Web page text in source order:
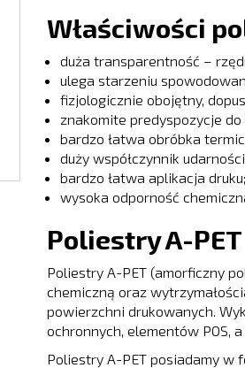
Właściwości
duża transparentność –
ulega starzeniu
fizjologicznie obojętny,
znakomite predyspozycje
bardzo łatwa obróbka
duży współczynnik
bardzo łatwa aplikacja druku;
wysoka odporność
Poliestry A-PET
Poliestry A-PET (amorficzny
chemiczną oraz
powierzchni drukowanych.
ochronnych, elementów POS,
Poliestry A-PET posiadamy w